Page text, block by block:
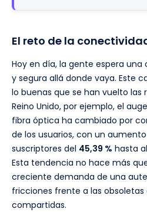
El reto de la
Hoy en día, la gente espera
y segura allá donde vaya. Este
lo buenas que se han vuelto las
Reino Unido, por ejemplo, el
fibra óptica ha cambiado por
de los usuarios, con un
suscriptores del 45,39 % hasta
Esta tendencia no hace más
creciente demanda de una
fricciones frente a las obsoletas
compartidas.